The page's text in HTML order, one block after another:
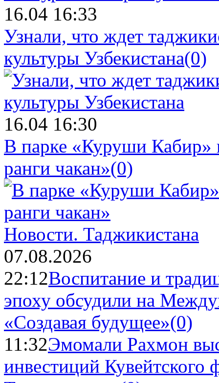
16.04 16:33
Узнали, что ждет
культуры Узбекистана(0)
16.04 16:30
В парке «Куруши Кабир»
ранги чакан»(0)
Новости. Таджикистана
07.08.2026
22:12Воспитание и
эпоху обсудили на
«Создавая будущее»(0)
11:32Эмомали Рахмон
инвестиций Кувейтского